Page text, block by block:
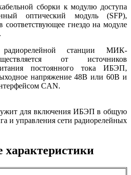
сборки к модулю доступа
оптический модуль (SFP),
гнездо на модуле
станции МИК-
от источников
постоянного тока ИБЭП,
напряжение 48В или 60В и
CAN.
для включения ИБЭП в общую
и управления сети радиорелейных
характеристики